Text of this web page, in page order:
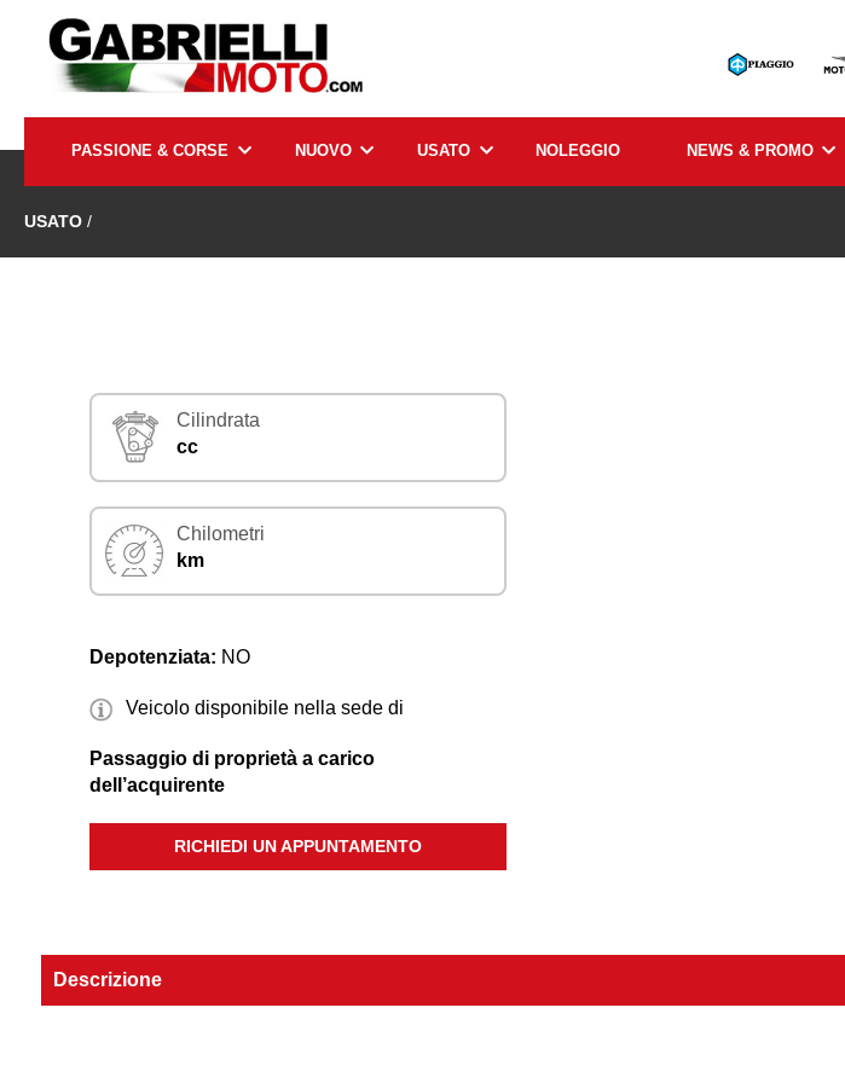
PASSIONE & CORSE NUOVO USATO NOLEGGIO NEWS & PROMO
USATO /
Cilindrata
cc
Chilometri
km
Depotenziata: NO
Veicolo disponibile nella sede di
Passaggio di proprietà a carico
dell’acquirente
RICHIEDI UN APPUNTAMENTO
Descrizione